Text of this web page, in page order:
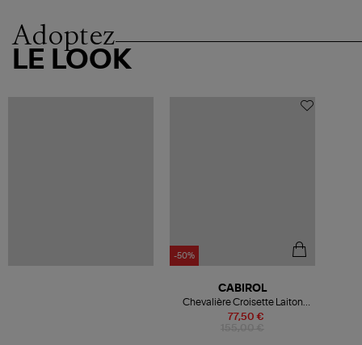
Adoptez
LE LOOK
-50%
77,50 €
CABIROL
Chevalière Croisette Laiton
Jade